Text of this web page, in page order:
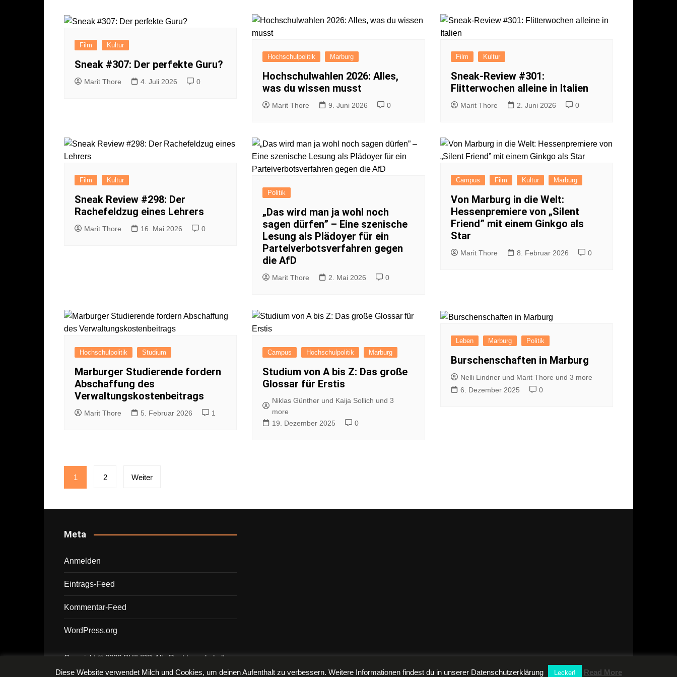
Datenschutzerklärung
Film Kultur
Sneak #307: Der perfekte Guru?
Marit Thore 4. Juli 2026 0
Hochschulpolitik Marburg
Hochschulwahlen 2026: Alles,
was du wissen musst
Marit Thore 9. Juni 2026 0
Film Kultur
Sneak-Review #301:
Flitterwochen alleine in Italien
Marit Thore 2. Juni 2026 0
Film Kultur
Sneak Review #298: Der
Rachefeldzug eines Lehrers
Marit Thore 16. Mai 2026 0
Politik
„Das wird man ja wohl noch
sagen dürfen” – Eine szenische
Lesung als Plädoyer für ein
Parteiverbotsverfahren gegen
die AfD
Marit Thore 2. Mai 2026 0
Campus Film Kultur Marburg
Von Marburg in die Welt:
Hessenpremiere von „Silent
Friend” mit einem Ginkgo als
Star
Marit Thore 8. Februar 2026 0
Hochschulpolitik Studium
Marburger Studierende fordern
Abschaffung des
Verwaltungskostenbeitrags
Marit Thore 5. Februar 2026 1
Campus Hochschulpolitik Marburg
Studium von A bis Z: Das große
Glossar für Erstis
Niklas Günther und Kaija Sollich und 3
more
19. Dezember 2025
0
Leben Marburg Politik
Burschenschaften in Marburg
Nelli Lindner und Marit Thore und 3 more
6. Dezember 2025
0
Seitennummerierung
der
Beiträge
1 2 Weiter
Meta
Anmelden
Eintrags-Feed
Kommentar-Feed
WordPress.org
Copyright © 2026 PHILIPP. Alle Rechte vorbehalten.
Diese Website verwendet Milch und Cookies, um deinen Aufenthalt zu verbessern. Weitere Informationen findest du in unserer Datenschutzerklärung
Lecker!
Read More